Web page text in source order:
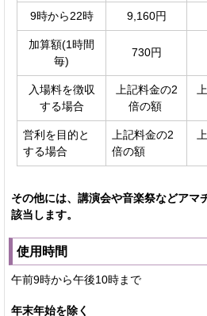
9時から22時 9,160円
加算額(1時間
毎)
730円
入場料を徴収
する場合
上記料金の2
倍の額
営利を目的と
する場合
上記料金の2
倍の額
その他には、講演会や音楽祭などアマ
該当します。
使用時間
午前9時から午後10時まで
年末年始を除く